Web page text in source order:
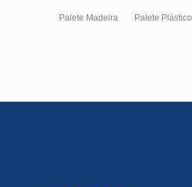
Palete Madeira Palete Plástico